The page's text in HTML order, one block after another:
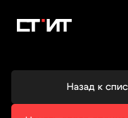
Назад к